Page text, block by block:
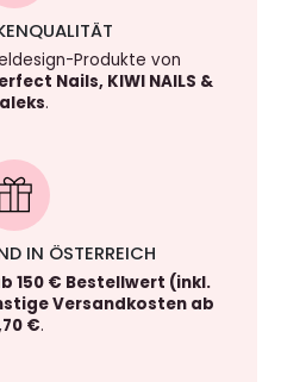
Produkte von
Nails, KIWI NAILS &
.
IN ÖSTERREICH
150 € Bestellwert (inkl.
Versandkosten ab
€.